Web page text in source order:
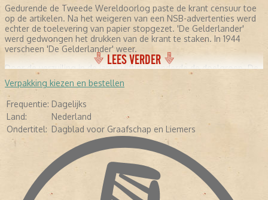
Gedurende de Tweede Wereldoorlog paste de krant censuur toe
op de artikelen. Na het weigeren van een NSB-advertenties werd
echter de toelevering van papier stopgezet. 'De Gelderlander'
werd gedwongen het drukken van de krant te staken. In 1944
verscheen 'De Gelderlander' weer.
Door de verzuiling in de jaren vijftig veranderde de doelgroep. De
krant werd niet meer alleen door katholieken gelezen. Ook andere
groeperingen lazen de krant. De Arnhemse editie kon
hierdoor 'Het Vrije Volk' overnemen. Na een fusie met het
'Arnhems Dagblad' verscheen de editie tijdelijk onder de naam 'De
Nieuwe Krant'. Vrij snel werd de naam veranderd in 'Arnhemse
Courant', waarvan de laatste krant in 2001 werd verspreid.
Begin jaren negentig werd in Nijmegen een groot pand aan de
Waal gebouwd, dat het nieuwe hoofdkantoor van 'De
Gelderlander' werd. Een ideale plek. Het pand stond nabij de
binnenstad, maar gevestigd op het industrieterrein. Medewerkers
konden het kantoor gemakkelijk bereiken. Ook nog eens geschikt
LEES VERDER
Verpakking kiezen en bestellen
Frequentie: Dagelijks
Land:
Nederland
Ondertitel: Dagblad voor Graafschap en Liemers